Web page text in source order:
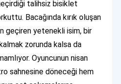
talihsiz bisiklet
Bacağında kırık oluşan
geçiren yetenekli isim, bir
zorunda kalsa da
Oyuncunun nisan
sahnesine döneceği hem